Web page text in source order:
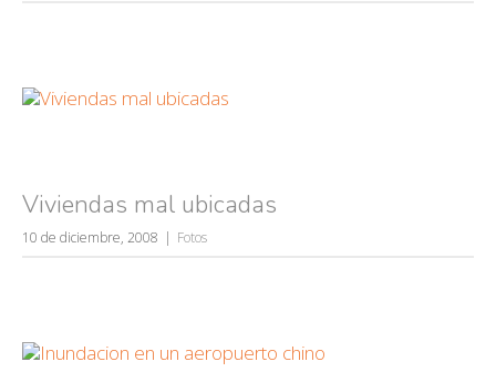
Viviendas mal ubicadas
10 de diciembre, 2008 Fotos